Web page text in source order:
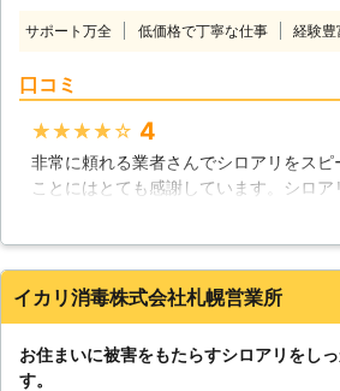
早期に発見し
木材を好物と
アリ駆除を行
の住宅よりも
な方は多い
うな思いを汲
すので、相談
がどのような
ます】 シロ
サポート万全 低価格で丁寧な仕事 経験豊
口コミ
★★★★★ 4
非常に頼れる業者さんでシロアリをスピ
ことにはとても感謝しています。シロ
がするものですが、大量に発生したシ
対策などもしてもらえたりと、何かとサ
たように感じます。もうないとは思いま
北海道
イカリ消毒株式会社札幌営業所
お住まいに被害をもたらすシロアリをし
す。